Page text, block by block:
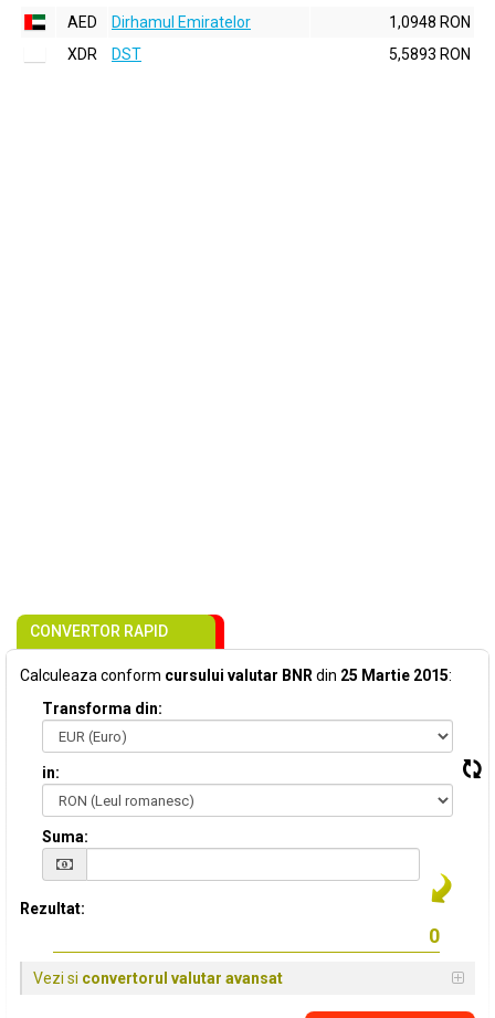
AED
Dirhamul Emiratelor
1,0948 RON
XDR
DST 5,5893 RON
CONVERTOR RAPID
Calculeaza conform cursului valutar BNR din 25 Martie 2015:
Transforma din:
in:
Suma:
Rezultat:
Vezi si convertorul valutar avansat